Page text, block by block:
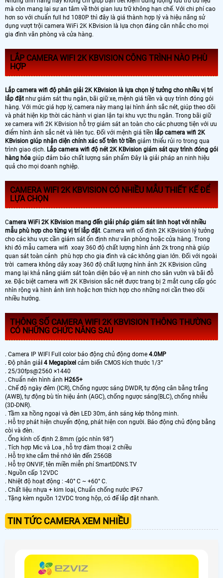
mà còn mang lại sự an tâm về thời gian lưu trữ không hạn chế. Với chi phí cao
hơn so với chuẩn full hd 1080P thì đây là giá thành hợp lý và hiệu năng sử
dụng vượt trội camera WiFi 2K KBvision là lựa chọn đáng cân nhắc cho mọi
gia đình văn phòng và cửa hàng.
LẮP CAMERA WIFI 2K KBVISION CÔNG TRÌNH NÀO PHÙ
HỢP
Lắp camera wifi độ phân giải 2K KBvision là lựa chọn lý tưởng cho nhiều vị trí
lắp đặt như giám sát thu ngân, bãi giữ xe, mệnh giá tiền và quy trình đóng gói
hàng. Với mức giá hợp lý, camera này mang lại hình ảnh sắc nét, giúp theo dõi
và phát hiện kịp thời các hành vi gian lận tại khu vực thu ngân. Trong bãi giữ
xe camera wifi 2K KBvision hỗ trợ giám sát an toàn cho các phương tiện với ưu
điểm hình ảnh sắc nét và liên tục. Đối với mệnh giá tiền lắp camera wifi 2K
KBvision giúp nhận diện chính xác số trên tờ tiền giảm thiểu rủi ro trong qua
trình giao dịch. Lắp camera wifi độ nét 2K KBvision giám sát quy trình đóng gói
hàng hóa giúp đảm bảo chất lượng sản phẩm Đây là giải pháp an ninh hiệu
quả cho mọi doanh nghiệp.
CAMERA WIFI 2K KBVISION CÓ NHIỀU MẪU THIẾT KẾ ĐỂ
LỰA CHỌN
Camera WiFi 2K KBvision mang đến giải pháp giám sát linh hoạt với nhiều
mẫu phù hợp cho từng vị trí lắp đặt. Camera wifi cố định 2K KBvision lý tưởng
cho các khu vực cần giám sát ổn định như văn phòng hoặc cửa hàng. Trong
khi đó mẫu camera wifi xoay 360 độ chất lượng hình ảnh 2k trong nhà giúp
quan sát toàn cảnh phù hợp cho gia đình và các không gian lớn. Đối với ngoài
trời camera không dây xoay 360 độ chất lượng hình ảnh 2K KBvision cũng
mang lại khả năng giám sát toàn diện bảo vệ an ninh cho sân vườn và bãi đỗ
xe. Đặc biệt camera wifi 2K KBvision sắc nét được trang bị 2 mắt cung cấp góc
nhìn rộng và hình ảnh linh hoặc hơn thích hợp cho những nơi cần theo dõi
nhiều hướng.
THÔNG SỐ CAMERA WIFI 2K KBVISION THÔNG THƯỜNG
CÓ NHỮNG CHỨC NĂNG SAU
. Camera IP WIFI Full color báo động chủ động dome 4.0MP
. Độ phân giải 4 Megapixel cảm biến CMOS kích thước 1/3”
. 25/30fps@2560 ×1440
. Chuẩn nén hình ảnh H265+
. Chế độ ngày đêm (ICR), Chống ngược sáng DWDR, tự động cân bằng trắng
(AWB), tự động bù tín hiệu ảnh (AGC), chống ngược sáng(BLC), chống nhiễu
(3D-DNR).
. Tầm xa hồng ngoại và đèn LED 30m, ánh sáng kép thông minh.
. Hỗ trợ phát hiện chuyển động, phát hiện con người. Báo động chủ động bằng
còi và đèn.
. Ống kính cố định 2.8mm (góc nhìn 98°)
. Tích hợp Mic và Loa , hỗ trợ đàm thoại 2 chiều
. Hỗ trợ khe cắm thẻ nhớ lên đến 256GB
. Hỗ trợ ONVIF, tên miền miễn phí SmartDDNS.TV
. Nguồn cấp 12VDC
. Nhiệt độ hoạt động : -40° C ~ +60° C.
. Chất liệu nhựa + kim loại, Chuẩn chống nước IP67
. Tặng kèm nguồn 12VDC trong hộp, có đế lắp đặt nhanh.
TIN TỨC CAMERA XEM NHIỀU